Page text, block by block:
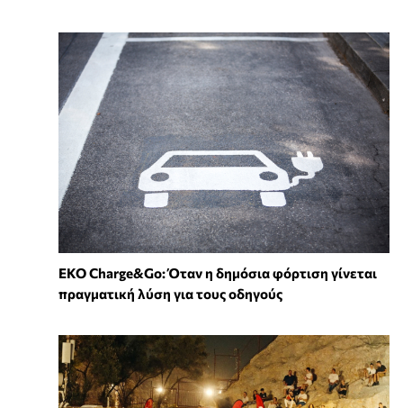
EKO Charge&Go: Όταν η δημόσια φόρτιση γίνεται
πραγματική λύση για τους οδηγούς